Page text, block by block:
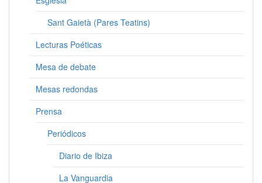
Sant Gaietà (Pares Teatins)
Lecturas Poéticas
Mesa de debate
Mesas redondas
Prensa
Periódicos
Diario de Ibiza
La Vanguardia